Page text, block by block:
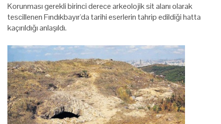
Korunması gerekli birinci derece arkeolojik sit alanı olarak
tescillenen Fındıkbayır'da tarihi eserlerin tahrip edildiği hatta
kaçırıldığı anlaşıldı.